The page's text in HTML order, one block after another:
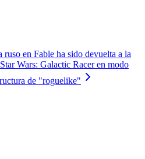
en Fable ha sido devuelta a la
Star Wars: Galactic Racer en modo
de "roguelike"